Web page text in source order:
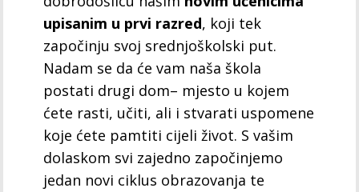
upisanim u prvi razred, koji tek
započinju svoj srednjoškolski put.
Nadam se da će vam naša škola
postati drugi dom– mjesto u kojem
ćete rasti, učiti, ali i stvarati uspomene
koje ćete pamtiti cijeli život. S vašim
dolaskom svi zajedno započinjemo
jedan novi ciklus obrazovanja te